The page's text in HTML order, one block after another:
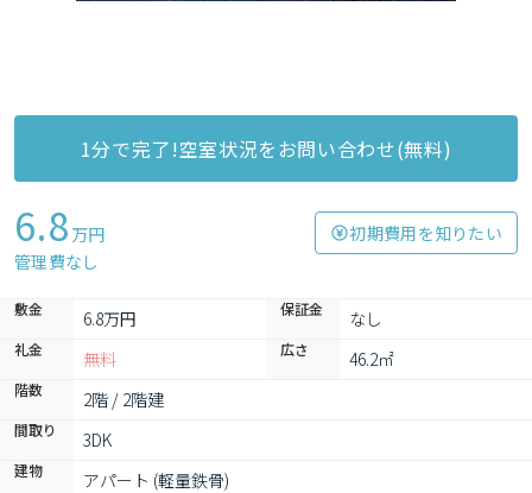
1分で完了!空室状況をお問い合わせ(無料)
6.8 万円
管理費なし
初期費用を知りたい
敷金 6.8万円 保証金 なし
礼金 無料 広さ 46.2㎡
階数 2階 / 2階建
間取り 3DK
建物 アパート (軽量鉄骨)